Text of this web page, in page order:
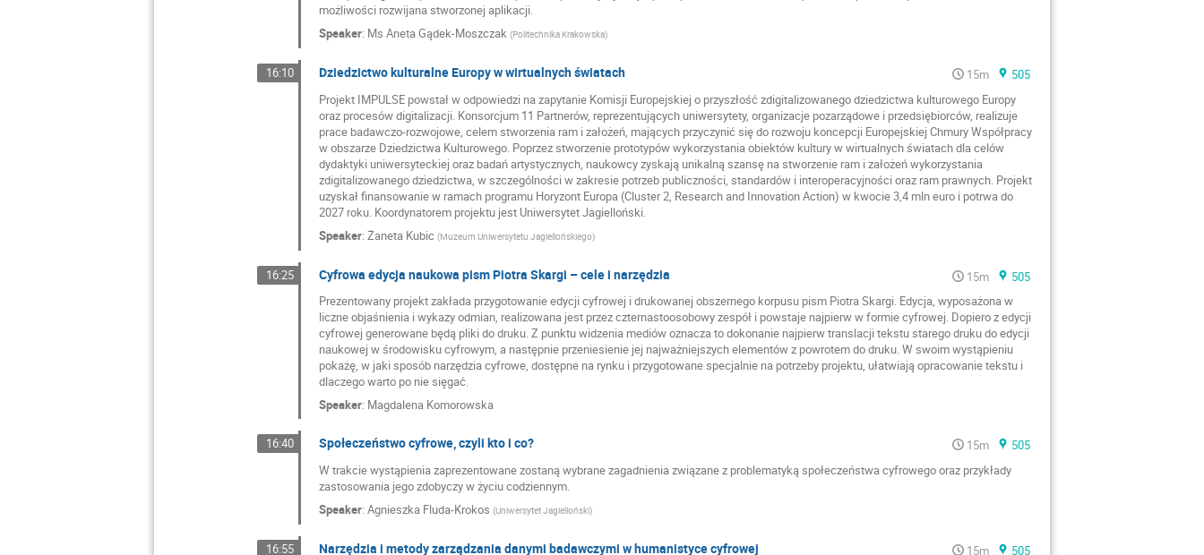
możliwości rozwijana stworzonej aplikacji.
Speaker: Ms Aneta Gądek-Moszczak (Politechnika Krakowska)
16:10 Dziedzictwo kulturalne Europy w wirtualnych światach 15m
505
Projekt IMPULSE powstał w odpowiedzi na zapytanie Komisji Europejskiej o przyszłość zdigitalizowanego dziedzictwa kulturowego Europy
oraz procesów digitalizacji. Konsorcjum 11 Partnerów, reprezentujących uniwersytety, organizacje pozarządowe i przedsiębiorców, realizuje
prace badawczo-rozwojowe, celem stworzenia ram i założeń, mających przyczynić się do rozwoju koncepcji Europejskiej Chmury Współpracy
w obszarze Dziedzictwa Kulturowego. Poprzez stworzenie prototypów wykorzystania obiektów kultury w wirtualnych światach dla celów
dydaktyki uniwersyteckiej oraz badań artystycznych, naukowcy zyskają unikalną szansę na stworzenie ram i założeń wykorzystania
zdigitalizowanego dziedzictwa, w szczególności w zakresie potrzeb publiczności, standardów i interoperacyjności oraz ram prawnych. Projekt
uzyskał finansowanie w ramach programu Horyzont Europa (Cluster 2, Research and Innovation Action) w kwocie 3,4 mln euro i potrwa do
2027 roku. Koordynatorem projektu jest Uniwersytet Jagielloński.
Speaker: Żaneta Kubic (Muzeum Uniwersytetu Jagiellońskiego)
16:25 Cyfrowa edycja naukowa pism Piotra Skargi – cele i narzędzia 15m
505
Prezentowany projekt zakłada przygotowanie edycji cyfrowej i drukowanej obszernego korpusu pism Piotra Skargi. Edycja, wyposażona w
liczne objaśnienia i wykazy odmian, realizowana jest przez czternastoosobowy zespół i powstaje najpierw w formie cyfrowej. Dopiero z edycji
cyfrowej generowane będą pliki do druku. Z punktu widzenia mediów oznacza to dokonanie najpierw translacji tekstu starego druku do edycji
naukowej w środowisku cyfrowym, a następnie przeniesienie jej najważniejszych elementów z powrotem do druku. W swoim wystąpieniu
pokażę, w jaki sposób narzędzia cyfrowe, dostępne na rynku i przygotowane specjalnie na potrzeby projektu, ułatwiają opracowanie tekstu i
dlaczego warto po nie sięgać.
Speaker: Magdalena Komorowska
16:40 Społeczeństwo cyfrowe, czyli kto i co? 15m
505
W trakcie wystąpienia zaprezentowane zostaną wybrane zagadnienia związane z problematyką społeczeństwa cyfrowego oraz przykłady
zastosowania jego zdobyczy w życiu codziennym.
Speaker: Agnieszka Fluda-Krokos (Uniwersytet Jagielloński)
16:55 Narzędzia i metody zarządzania danymi badawczymi w humanistyce cyfrowej 15m 505